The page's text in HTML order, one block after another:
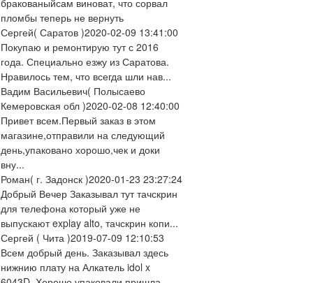
бракованыйсам виноват, что сорвал
пломбы теперь не вернуть
Сергей( Саратов )2020-02-09 13:41:00
Покупаю и ремонтирую тут с 2016
года. Специально езжу из Саратова.
Нравилось тем, что всегда шли нав...
Вадим Васильевич( Полысаево
Кемеровская обл )2020-02-08 12:40:00
Привет всем.Первый заказ в этом
магазине,отправили на следующий
день,упаковано хорошо,чек и доки
вну...
Роман( г. Задонск )2020-01-23 23:27:24
Добрый Вечер Заказывал тут тачскрин
для телефона который уже не
выпускают explay alto, тачскрин копи...
Сергей ( Чита )2019-07-09 12:10:53
Всем добрый день. Заказывал здесь
нижнию плату на Алкатель idol x